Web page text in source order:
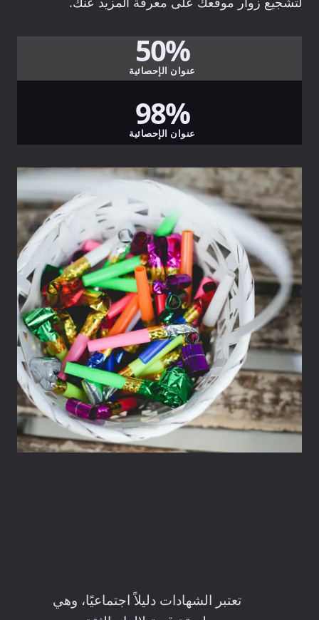
50%
عنوان الإحصائية
98%
عنوان الإحصائية
تعتبر الشهادات دليلاً اجتماعيًا، وهي